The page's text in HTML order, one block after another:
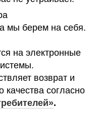
берем на себя.
на электронные
возврат и
согласно
.